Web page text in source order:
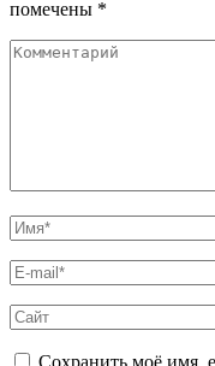
помечены *
Сохранить моё имя,